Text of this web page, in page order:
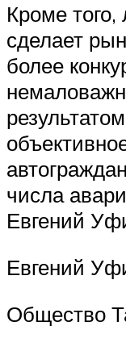
Кроме
сделает
более
числа
Евгений
Евгений
Общество